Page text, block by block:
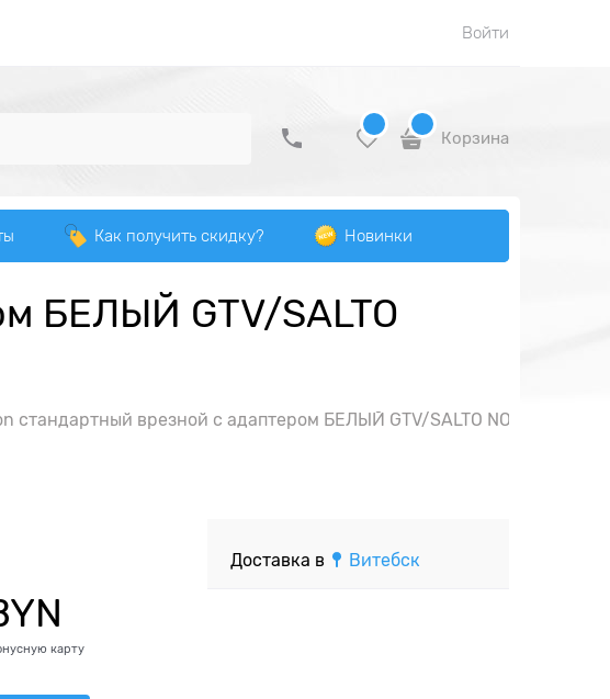
Войти
Корзина
Как получить скидку? Новинки
БЕЛЫЙ GTV/SALTO
стандартный врезной с адаптером БЕЛЫЙ GTV/SALTO NOVA
карту
Доставка в Витебск